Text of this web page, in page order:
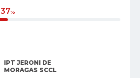
37%
IPT JERONI DE
MORAGAS SCCL